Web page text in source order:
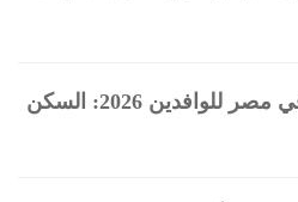
دليل تكلفة المعيشة في مصر للوافدين 2026: السكن